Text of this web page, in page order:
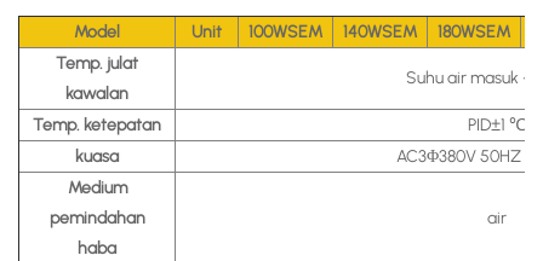
Model Unit 100WSEM 140WSEM 180WSEM
Temp. julat
kawalan
Suhu air masuk -
Temp. ketepatan
PID±1 ℃
kuasa
AC3Φ380V 50HZ
Medium
pemindahan
haba
air